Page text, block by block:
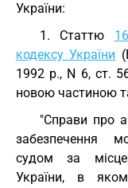
України:
1. Статтю 16
кодексу України
1992 р., N 6, ст.
новою частиною
"Справи про
забезпечення
судом за
України, в